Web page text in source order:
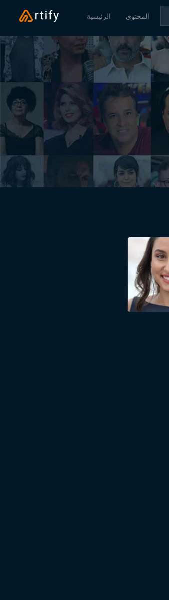
الرئيسية المحتوى